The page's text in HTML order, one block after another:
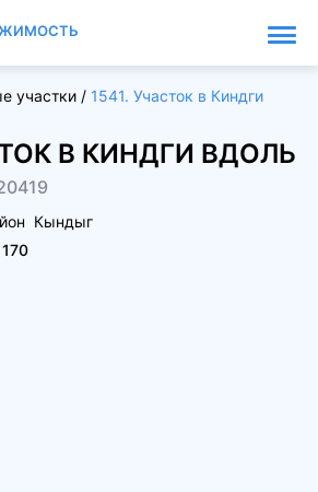
участки / 1541. Участок в Киндги
В КИНДГИ ВДОЛЬ
Кындыг
170